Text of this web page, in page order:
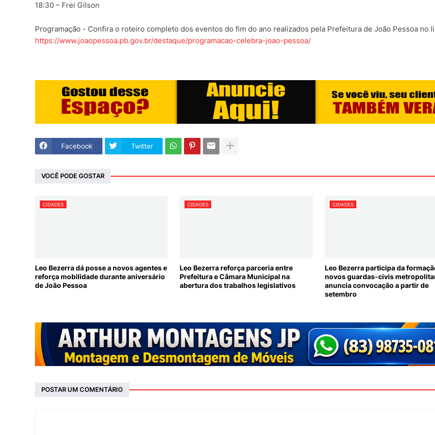
18:30 – Frei Gilson
Programação - Confira o roteiro completo dos eventos do fim do ano realizados pela Prefeitura de João Pessoa no
https://www.joaopessoa.pb.gov.br/destaque/programacao-celebra-joao-pessoa/
Facebook Twitter
VOCÊ PODE GOSTAR
CIDADES
Leo Bezerra dá posse a novos agentes e
reforça mobilidade durante aniversário
de João Pessoa
CIDADES
Leo Bezerra reforça parceria entre
Prefeitura e Câmara Municipal na
abertura dos trabalhos legislativos
CIDADES
Leo Bezerra participa da
novos guardas-civis
anuncia convocação a partir de
setembro
POSTAR UM COMENTÁRIO